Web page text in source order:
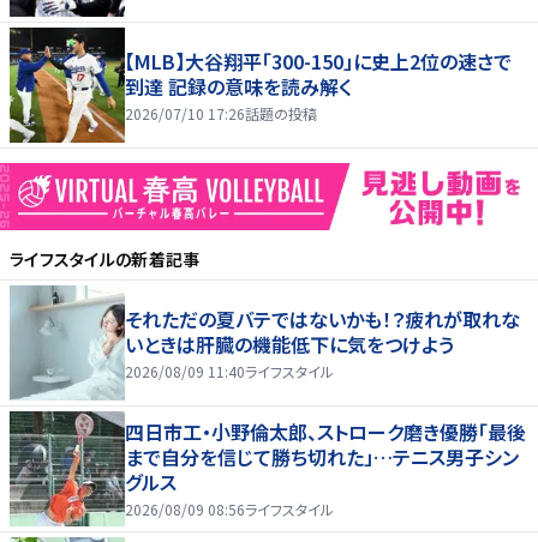
【MLB】大谷翔平「300-150」に史上2位の速さで
到達 記録の意味を読み解く
2026/07/10 17:26話題の投稿
ライフスタイルの新着記事
それただの夏バテではないかも！？疲れが取れな
いときは肝臓の機能低下に気をつけよう
2026/08/09 11:40ライフスタイル
四日市工・小野倫太郎、ストローク磨き優勝「最後
まで自分を信じて勝ち切れた」…テニス男子シン
グルス
2026/08/09 08:56ライフスタイル